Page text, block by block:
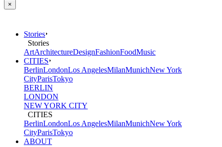
×
Stories
Stories
ArtArchitectureDesignFashionFoodMusic
CITIES
BerlinLondonLos AngelesMilanMunichNew York
CityParisTokyo
BERLIN
LONDON
NEW YORK CITY
CITIES
BerlinLondonLos AngelesMilanMunichNew York
CityParisTokyo
ABOUT